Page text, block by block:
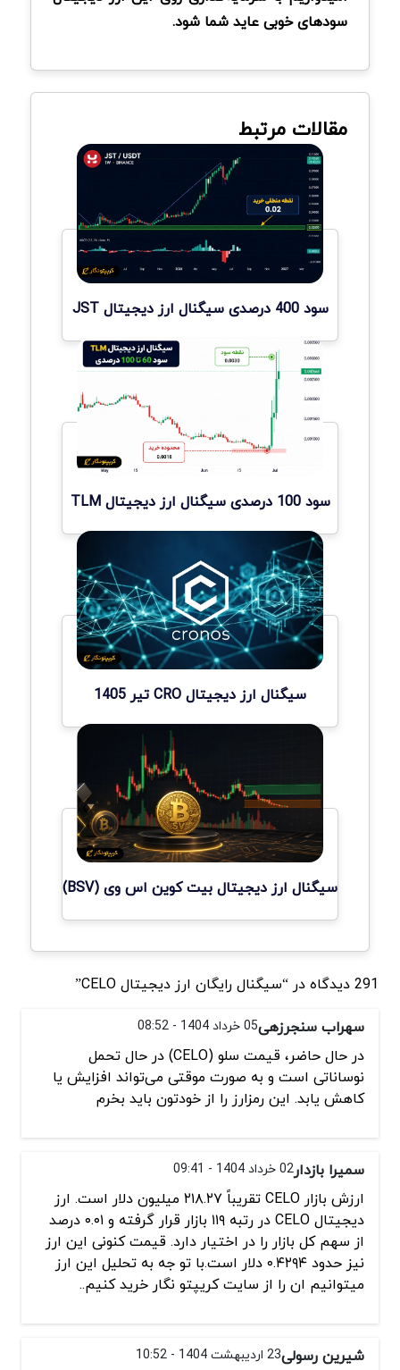
سودهای خوبی عاید شما شود.
مقالات مرتبط
سود 400 درصدی سیگنال ارز دیجیتال JST
سود 100 درصدی سیگنال ارز دیجیتال TLM
سیگنال ارز دیجیتال CRO تیر 1405
سیگنال ارز دیجیتال بیت کوین اس وی (BSV)
291 دیدگاه در “سیگنال رایگان ارز دیجیتال CELO”
سهراب سنجرزهی05 خرداد 1404 - 08:52
در حال حاضر، قیمت سلو (CELO) در حال تحمل
نوساناتی است و به صورت موقتی می‌تواند افزایش یا
کاهش یابد. این رمزارز را از خودتون باید بخرم
سمیرا بازدار02 خرداد 1404 - 09:41
ارزش بازار CELO تقریباً ۲۱۸.۲۷ میلیون دلار است. ارز
دیجیتال CELO در رتبه ۱۱۹ بازار قرار گرفته و ۰.۰۱ درصد
از سهم کل بازار را در اختیار دارد. قیمت کنونی این ارز
نیز حدود ۰.۴۲۹۴ دلار است.با تو جه به تحلیل این ارز
میتوانیم ان را از سایت کریپتو نگار خرید کنیم..
شیرین رسولی23 اردیبهشت 1404 - 10:52